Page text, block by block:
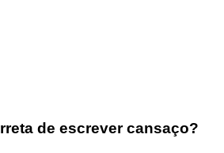
de escrever cansaço?